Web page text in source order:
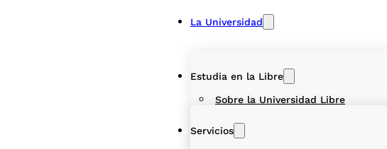
La Universidad
Sobre la Universidad Libre
Estudia en la Libre
Servicios